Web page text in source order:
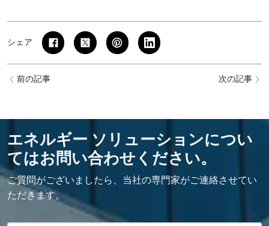
シェア
前の記事 次の記事
エネルギー ソリューションについ
てはお問い合わせください。
ご質問がございましたら、当社の専門家がご連絡させてい
ただきます。